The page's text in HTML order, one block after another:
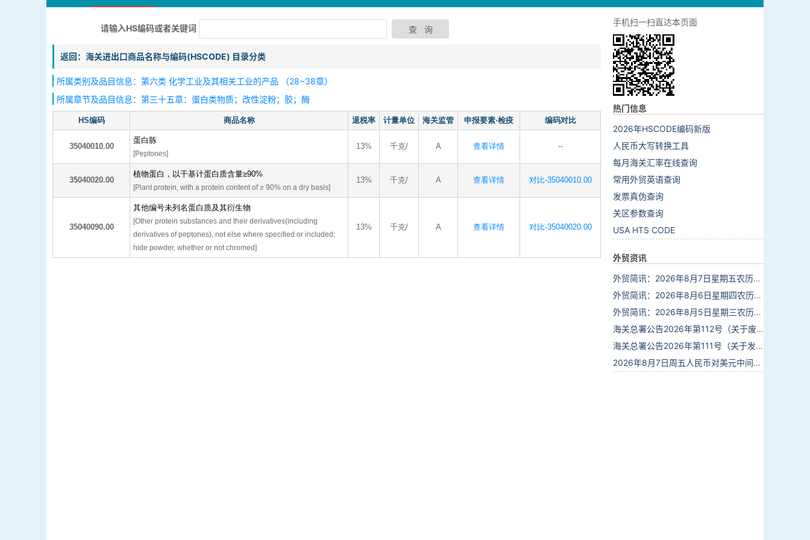
请输入HS编码或者关键词
返回：海关进出口商品名称与编码(HSCODE) 目录分类
所属类别及品目信息：第六类 化学工业及其相关工业的产品 （28~38章）
所属章节及品目信息：第三十五章：蛋白类物质；改性淀粉；胶；酶
HS编码 商品名称 退税率 计量单位 海关监管 申报要素·检疫 编码对比
35040010.00
蛋白胨
[Peptones]
13% 千克/ A 查看详情 --
35040020.00
植物蛋白，以干基计蛋白质含量≥90%
[Plant protein, with a protein content of ≥ 90% on a dry basis]
13% 千克/ A 查看详情 对比-35040010.00
35040090.00
其他编号未列名蛋白质及其衍生物
[Other protein substances and their derivatives(including
derivatives of peptones), not else where specified or included;
hide powder, whether or not chromed]
13% 千克/ A 查看详情 对比-35040020.00
手机扫一扫直达本页面
热门信息
2026年HSCODE编码新版
人民币大写转换工具
每月海关汇率在线查询
常用外贸英语查询
发票真伪查询
关区参数查询
USA HTS CODE
外贸资讯
外贸简讯：2026年8月7日星期五农历六月廿五
外贸简讯：2026年8月6日星期四农历六月廿四
外贸简讯：2026年8月5日星期三农历六月廿三
海关总署公告2026年第112号（关于废止部分卫生检疫类规范性文件的公告）
海关总署公告2026年第111号（关于发布《进出境动植物检疫处理监督管理工作规定》《进出境卫生处理监督管理工作规定》的公告）
2026年8月7日周五人民币对美元中间价报6.7904调贬9个基点